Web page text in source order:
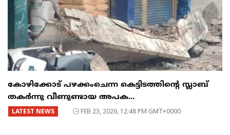
കോഴിക്കോട് പഴക്കംചെന്ന കെട്ടിടത്തിന്റെ സ്ലാബ്
തകർന്നു വീണുണ്ടായ അപക...
LATEST NEWS FEB 23, 2026, 12:48 PM GMT+0000